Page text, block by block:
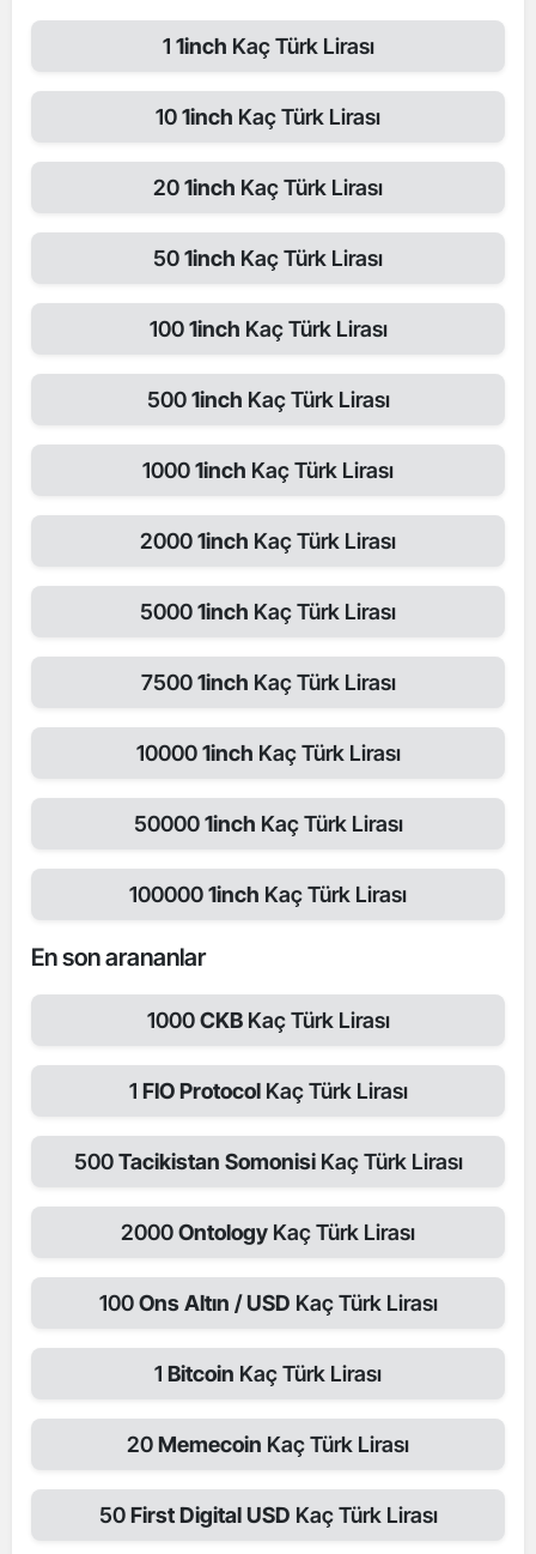
1 1inch Kaç Türk Lirası
101inch Kaç Türk Lirası
201inch Kaç Türk Lirası
501inch Kaç Türk Lirası
1001inch Kaç Türk Lirası
5001inch Kaç Türk Lirası
10001inch Kaç Türk Lirası
20001inch Kaç Türk Lirası
50001inch Kaç Türk Lirası
75001inch Kaç Türk Lirası
100001inch Kaç Türk Lirası
500001inch Kaç Türk Lirası
1000001inch Kaç Türk Lirası
En son arananlar
1000CKB Kaç Türk Lirası
1 FIO Protocol Kaç Türk Lirası
500Tacikistan SomonisiKaç Türk Lirası
2000Ontology Kaç Türk Lirası
100Ons Altın / USD Kaç Türk Lirası
1 Bitcoin Kaç Türk Lirası
20Memecoin Kaç Türk Lirası
50First Digital USD Kaç Türk Lirası